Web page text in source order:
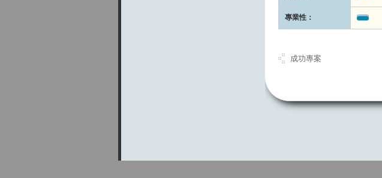
專業性：
成功專案